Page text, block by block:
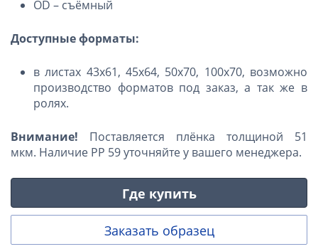
OD – съёмный
Доступные форматы:
в листах 43х61, 45х64, 50х70, 100х70, возможно
производство форматов под заказ, а так же в
ролях.
Внимание! Поставляется плёнка толщиной 51
мкм. Наличие РР 59 уточняйте у вашего менеджера.
Где купить
Заказать образец